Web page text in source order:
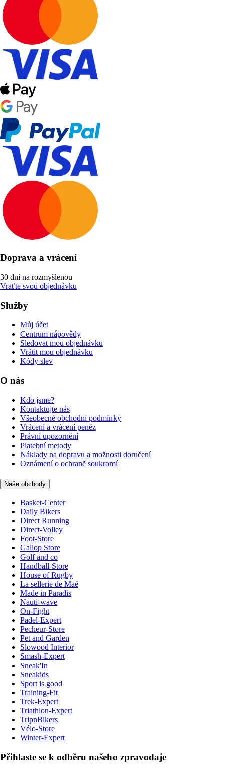
Doprava a vrácení
30 dní na rozmyšlenou
Vraťte svou objednávku
Služby
Můj účet
Centrum nápovědy
Sledovat mou objednávku
Vrátit mou objednávku
Kódy slev
O nás
Kdo jsme?
Kontaktujte nás
Všeobecné obchodní podmínky
Vrácení a vrácení peněz
Právní upozornění
Platební metody
Náklady na dopravu a možnosti doručení
Oznámení o ochraně soukromí
Naše obchody
Basket-Center
Daily Bikers
Direct Running
Direct-Volley
Foot-Store
Gallop Store
Golf and co
Handball-Store
House of Rugby
La sellerie de Maé
Made in Paradis
Nauti-wave
On-Fight
Padel-Expert
Pecheur-Store
Pet and Garden
Slowood Interior
Smash-Expert
Sneak'In
Sneakids
Sport is good
Training-Fit
Trek-Expert
Triathlon-Expert
TripnBikers
Vélo-Store
Winter-Expert
Přihlaste se k odběru našeho zpravodaje